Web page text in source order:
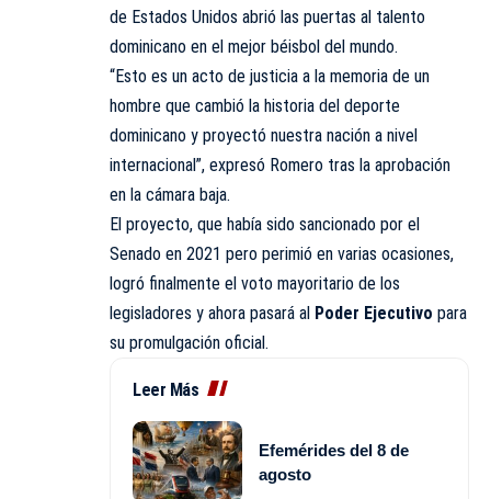
de Estados Unidos abrió las puertas al talento
dominicano en el mejor béisbol del mundo.
“Esto es un acto de justicia a la memoria de un
hombre que cambió la historia del deporte
dominicano y proyectó nuestra nación a nivel
internacional”, expresó Romero tras la aprobación
en la cámara baja.
El proyecto, que había sido sancionado por el
Senado en 2021 pero perimió en varias ocasiones,
logró finalmente el voto mayoritario de los
legisladores y ahora pasará al Poder Ejecutivo para
su promulgación oficial.
Leer Más
Efemérides del 8 de
agosto